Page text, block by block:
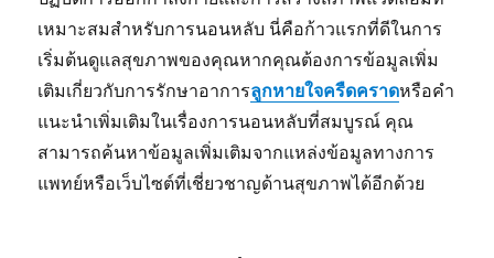
เหมาะสมสำหรับการนอนหลับ นี่คือก้าวแรกที่ดีในการ
เริ่มต้นดูแลสุขภาพของคุณหากคุณต้องการข้อมูลเพิ่ม
เติมเกี่ยวกับการรักษาอาการลูกหายใจครืดคราดหรือคำ
แนะนำเพิ่มเติมในเรื่องการนอนหลับที่สมบูรณ์ คุณ
สามารถค้นหาข้อมูลเพิ่มเติมจากแหล่งข้อมูลทางการ
แพทย์หรือเว็บไซต์ที่เชี่ยวชาญด้านสุขภาพได้อีกด้วย